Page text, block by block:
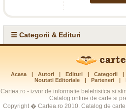
☰ Categorii & Edituri
Acasa | Autori | Edituri | Categorii |
Noutati Editoriale
| Parteneri |
Cartea.ro - izvor de informatie beletrisitca si
Catalog online de carte si
Copyright � Cartea.ro 2010. Catalog de